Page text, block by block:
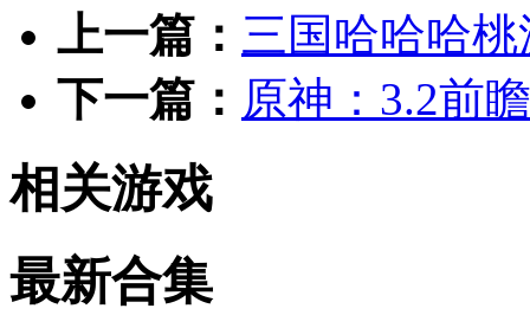
上一篇： 三国哈哈哈
下一篇： 原神：3.2前
相关游戏
最新合集